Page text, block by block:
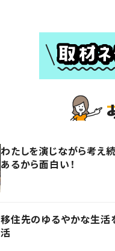
わたしを演じながら考え
あるから面白い！
移住先のゆるやかな生活
活